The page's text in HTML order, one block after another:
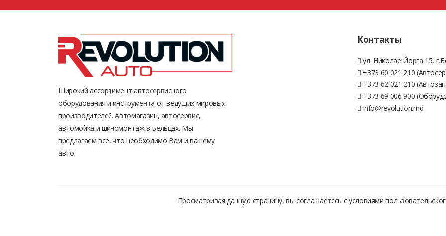
Широкий ассортимент автосервисного
оборудования и инструмента от ведущих мировых
производителей. Автомагазин, автосервис,
автомойка и шиномонтаж в Бельцах. Мы
предлагаем все, что необходимо Вам и вашему
авто.
Контакты
ул. Николае Йорга 15,
+373 60 021 210
+373 62 021 210
+373 69 006 900
info@revolution.md
Просматривая данную страницу, вы соглашаетесь с условиями